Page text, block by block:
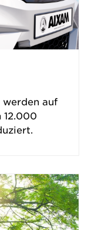
werden auf